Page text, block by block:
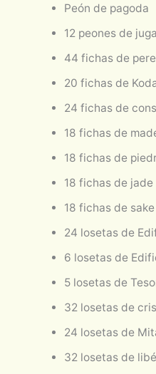
Peón de pagoda
12 peones de
44 fichas de
20 fichas de
24 fichas de
18 fichas de
18 fichas de
18 fichas de jade
18 fichas de sake
24 losetas de
6 losetas de
5 losetas de
32 losetas de
24 losetas de
32 losetas de